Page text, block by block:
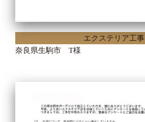
エクステリア工事
奈良県生駒市 T様